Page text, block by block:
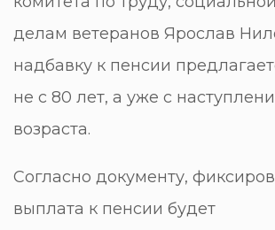
делам ветеранов Ярослав
надбавку к пенсии
не с 80 лет, а уже с
возраста.
Согласно документу,
выплата к пенсии будет